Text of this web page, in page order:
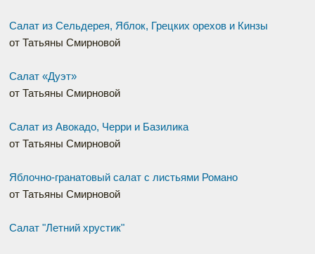
Салат из Сельдерея, Яблок, Грецких орехов и Кинзы
от Татьяны Смирновой
Салат «Дуэт»
от Татьяны Смирновой
Салат из Авокадо, Черри и Базилика
от Татьяны Смирновой
Яблочно-гранатовый салат с листьями Романо
от Татьяны Смирновой
Салат "Летний хрустик"